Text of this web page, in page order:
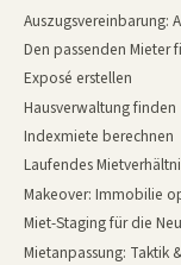
Auszugsvereinbarung:
Den passenden Mieter
Exposé erstellen
Hausverwaltung finden
Indexmiete berechnen
Laufendes
Makeover: Immobilie
Miet-Staging für die
Mietanpassung: Taktik